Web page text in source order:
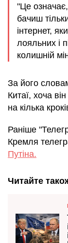
"Це
бачиш
інтернет,
лояльних і
колишній
За його
Китаї, хоча
на кілька
Раніше
Кремля
Путіна.
Читайте